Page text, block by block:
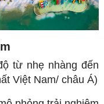
từ nhẹ nhàng đến
Việt Nam/ châu Á)